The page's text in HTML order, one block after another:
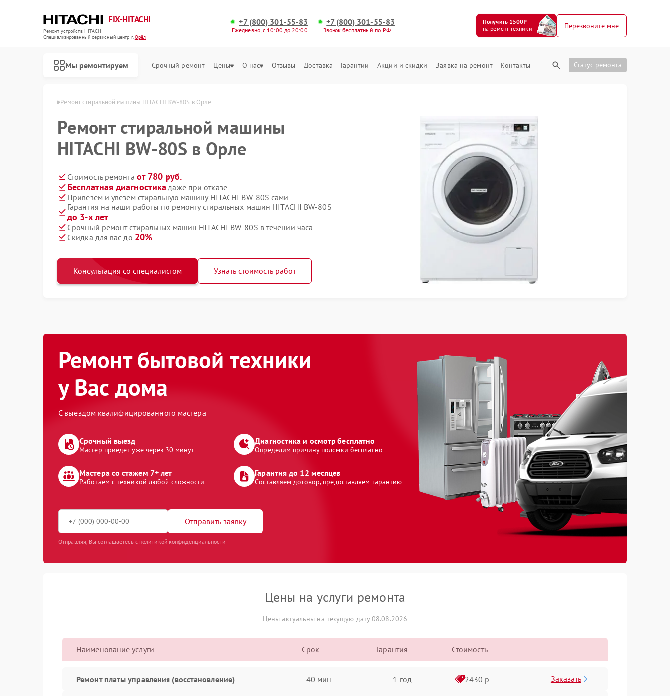
FIX-HITACHI
Ремонт устройств HITACHI
Специализированный cервисный центр г.Орёл
+7 (800) 301-55-83
Ежедневно, с 10:00 до 20:00
+7 (800) 301-55-83
Звонок бесплатный по РФ
Получить 1500₽
на ремонт техники
Перезвоните мне
Мы ремонтируем Срочный ремонт Цены О нас Отзывы Доставка Гарантии Акции и скидки Заявка на ремонт Контакты Статус ремонта
Ремонт стиральной машины HITACHI BW-80S в Орле
Ремонт стиральной машины
HITACHI BW-80S в Орле
Стоимость ремонта от 780 руб.
Бесплатная диагностика даже при отказе
Привезем и увезем стиральную машину HITACHI BW-80S сами
Гарантия на наши работы по ремонту стиральных машин HITACHI BW-80S
до 3-х лет
Срочный ремонт стиральных машин HITACHI BW-80S в течении часа
Скидка для вас до 20%
Консультация со специалистом Узнать стоимость работ
Ремонт бытовой техники
у Вас дома
С выездом квалифицированного мастера
Срочный выезд
Мастер приедет уже через 30 минут
Диагностика и осмотр бесплатно
Определим причину поломки бесплатно
Мастера со стажем 7+ лет
Работаем с техникой любой сложности
Гарантия до 12 месяцев
Составляем договор, предоставляем гарантию
Отправить заявку
Отправляя, Вы соглашаетесь с политикой конфиденциальности
Цены на услуги ремонта
Цены актуальны на текущую дату 08.08.2026
Наименование услуги Срок Гарантия Стоимость
Ремонт платы управления (восстановление) 40 мин 1 год 2430 р Заказать